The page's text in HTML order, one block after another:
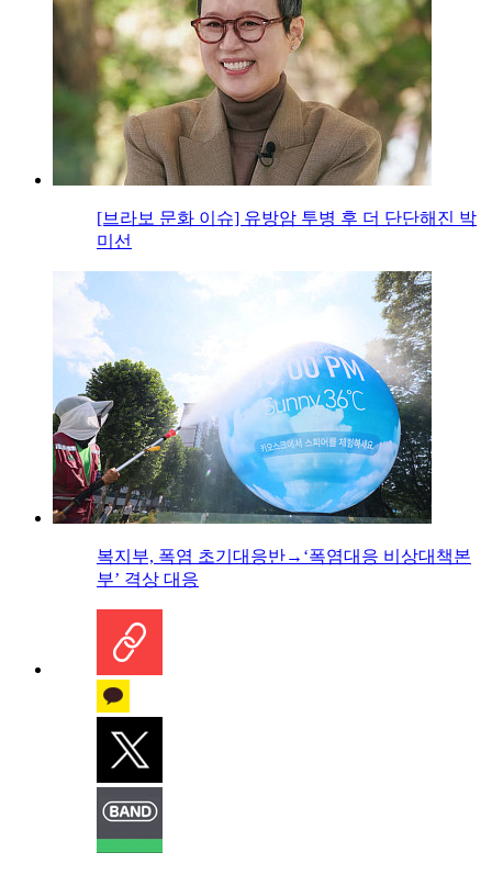
[브라보 문화 이슈] 유방암 투병 후 더 단단해진 박
미선
복지부, 폭염 초기대응반→‘폭염대응 비상대책본
부’ 격상 대응